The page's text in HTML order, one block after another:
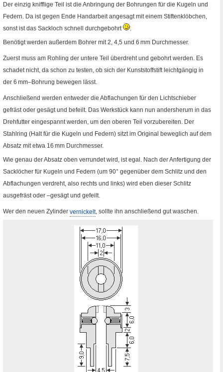
Der einzig knifflige Teil ist die Anbringung der Bohrungen für die Kugeln und
Federn. Da ist gegen Ende Handarbeit angesagt mit einem Stiftenklöbchen,
sonst ist das Sackloch schnell durchgebohrt
zwinkern)
.
Benötigt werden außerdem Bohrer mit 2, 4,5 und 6 mm Durchmesser.
Zuerst muss am Rohling der untere Teil überdreht und gebohrt werden. Es
schadet nicht, da schon zu testen, ob sich der Kunststoffstift leicht­gängig in
der 6 mm–Bohrung bewegen lässt.
Anschließend werden entweder die Abflachungen für den Lichtschieber
gefräst oder gesägt und befeilt. Das Werkstück kann nun andersherum in das
Drehfutter eingespannt werden, um den oberen Teil vorzubereiten. Der
Stahlring (Halt für die Kugeln und Federn) sitzt im Original beweglich auf dem
Absatz mit etwa 16 mm Durchmesser.
Wie genau der Absatz oben verrundet wird, ist egal. Nach der Anfertigung der
Sacklöcher für Kugeln und Federn (um 90° gegenüber dem Schlitz und den
Abflachungen verdreht, also rechts und links) wird eben dieser Schlitz
ausgefräst oder –gesägt und gefeilt.
Wer den neuen Zylinder vernickelt, sollte ihn anschließend gut waschen.